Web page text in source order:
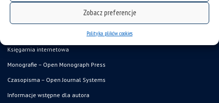
Zobacz preferencje
Polityka plików cookies
Księgarnia internetowa
Monografie – Open Monograph Press
Czasopisma – Open Journal Systems
Informacje wstępne dla autora